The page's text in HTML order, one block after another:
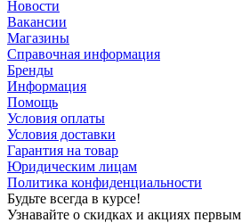
Новости
Вакансии
Магазины
Справочная информация
Бренды
Информация
Помощь
Условия оплаты
Условия доставки
Гарантия на товар
Юридическим лицам
Политика конфиденциальности
Будьте всегда в курсе!
Узнавайте о скидках и акциях первым